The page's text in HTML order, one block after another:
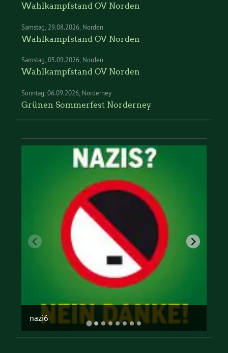
Wahlkampfstand OV Norden
Samstag 29.08.2026 Norden
Wahlkampfstand OV Norden
Samstag 05.09.2026 Norden
Wahlkampfstand OV Norden
Sonntag 06.09.2026 Norderney
Grünen Sommerfest Norderney
offene gesellschaft